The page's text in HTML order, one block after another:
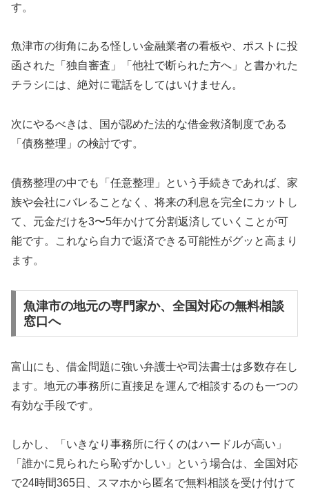
す。
魚津市の街角にある怪しい金融業者の看板や、ポストに投
函された「独自審査」「他社で断られた方へ」と書かれた
チラシには、絶対に電話をしてはいけません。
次にやるべきは、国が認めた法的な借金救済制度である
「債務整理」の検討です。
債務整理の中でも「任意整理」という手続きであれば、家
族や会社にバレることなく、将来の利息を完全にカットし
て、元金だけを3〜5年かけて分割返済していくことが可
能です。これなら自力で返済できる可能性がグッと高まり
ます。
魚津市の地元の専門家か、全国対応の無料相談
窓口へ
富山にも、借金問題に強い弁護士や司法書士は多数存在し
ます。地元の事務所に直接足を運んで相談するのも一つの
有効な手段です。
しかし、「いきなり事務所に行くのはハードルが高い」
「誰かに見られたら恥ずかしい」という場合は、全国対応
で24時間365日、スマホから匿名で無料相談を受け付けて